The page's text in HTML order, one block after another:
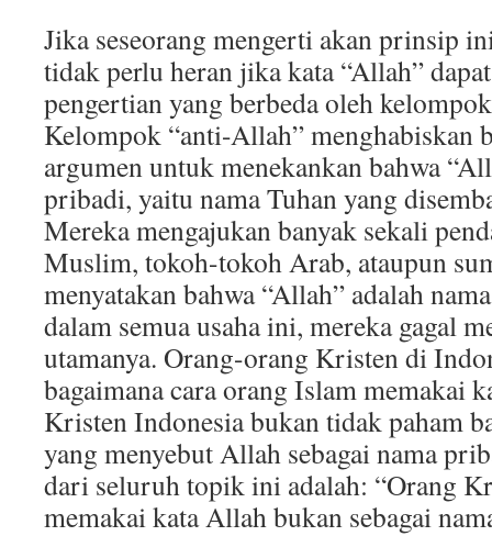
Jika seseorang mengerti akan prinsip
tidak perlu heran jika kata “Allah”
pengertian yang berbeda oleh
Kelompok “anti-Allah” menghabiskan
argumen untuk menekankan bahwa
pribadi, yaitu nama Tuhan yang
Mereka mengajukan banyak sekali
Muslim, tokoh-tokoh Arab, ataupun
menyatakan bahwa “Allah” adalah
dalam semua usaha ini, mereka gagal
utamanya. Orang-orang Kristen di
bagaimana cara orang Islam memakai
Kristen Indonesia bukan tidak paham
yang menyebut Allah sebagai nama
dari seluruh topik ini adalah: “Orang
memakai kata Allah bukan sebagai